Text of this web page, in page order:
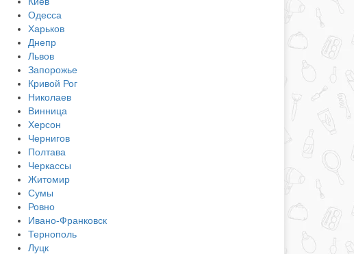
Одесса
Харьков
Днепр
Львов
Запорожье
Кривой Рог
Николаев
Винница
Херсон
Чернигов
Полтава
Черкассы
Житомир
Сумы
Ровно
Ивано-Франковск
Тернополь
Луцк